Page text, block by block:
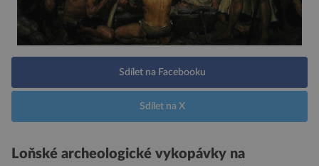
Sdílet na Facebooku
Sdílet na X
Loňské archeologické vykopávky na